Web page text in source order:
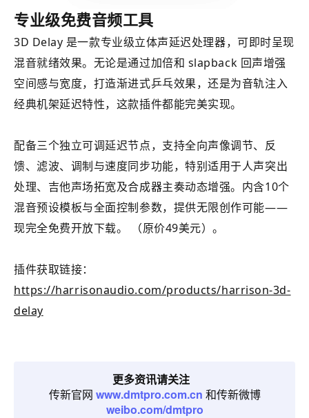
专业级免费音频工具
3D Delay 是一款专业级立体声延迟处理器，可即时呈现
混音就绪效果。无论是通过加倍和 slapback 回声增强
空间感与宽度，打造渐进式乒乓效果，还是为音轨注入
经典机架延迟特性，这款插件都能完美实现。
配备三个独立可调延迟节点，支持全向声像调节、反
馈、滤波、调制与速度同步功能，特别适用于人声突出
处理、吉他声场拓宽及合成器主奏动态增强。内含10个
混音预设模板与全面控制参数，提供无限创作可能——
现完全免费开放下载。 （原价49美元）。
插件获取链接：
https://harrisonaudio.com/products/harrison-3d-
delay
更多资讯请关注
传新官网 www.dmtpro.com.cn 和传新微博
weibo.com/dmtpro